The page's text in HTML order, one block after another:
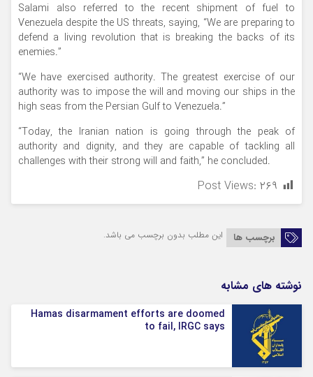
Salami also referred to the recent shipment of fuel to
Venezuela despite the US threats, saying, “We are preparing to
defend a living revolution that is breaking the backs of its
enemies.”
“We have exercised authority. The greatest exercise of our
authority was to impose the will and moving our ships in the
high seas from the Persian Gulf to Venezuela.”
“Today, the Iranian nation is going through the peak of
authority and dignity, and they are capable of tackling all
challenges with their strong will and faith,” he concluded.
Post Views: ۲۶۹
برچسب ها این مطلب بدون برچسب می باشد.
نوشته های مشابه
Hamas disarmament efforts are doomed
to fail, IRGC says